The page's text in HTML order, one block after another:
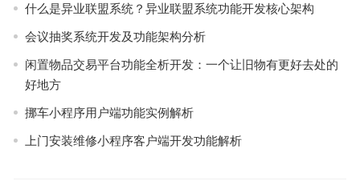
什么是异业联盟系统？异业联盟系统功能开发核心架构
会议抽奖系统开发及功能架构分析
闲置物品交易平台功能全析开发：一个让旧物有更好去处的
好地方
挪⻋⼩程序用户端功能实例解析
上门安装维修小程序客户端开发功能解析